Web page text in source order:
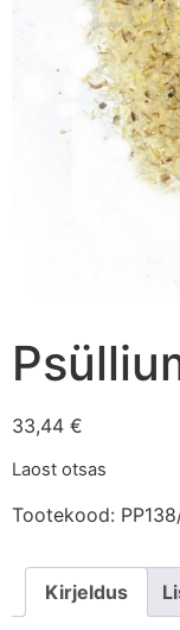
33,44 €
Laost otsas
Tootekood:
Kirjeldus